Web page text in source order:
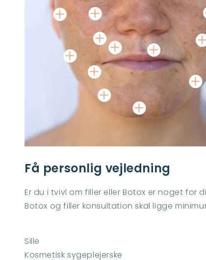
Få personlig vejledning
Er du i tvivl om filler eller Botox er noget for
Botox og filler konsultation skal ligge
Sille
Kosmetisk sygeplejerske